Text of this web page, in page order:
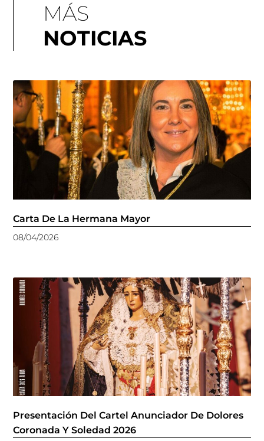
MÁS
NOTICIAS
Carta De La Hermana Mayor
08/04/2026
Presentación Del Cartel Anunciador De Dolores
Coronada Y Soledad 2026